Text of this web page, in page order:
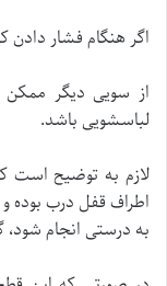
اگر هنگام فشار دادن
از سویی دیگر
لباسشویی باشد.
لازم به توضیح است
اطراف قفل درب
به درستی انجام